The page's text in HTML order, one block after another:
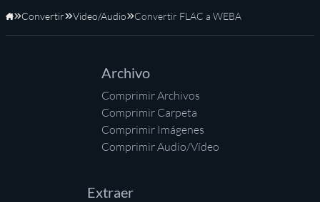
Inicio
Convertir Video/Audio Convertir FLAC a WEBA
Archivo
Comprimir Archivos
Comprimir Carpeta
Comprimir Imágenes
Comprimir Audio/Vídeo
Extraer